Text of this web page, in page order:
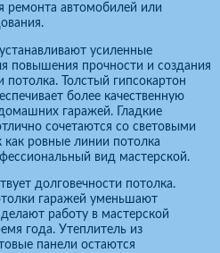
ремонта автомобилей или
усиленные
повышения прочности и создания
потолка. Толстый гипсокартон
более качественную
гаражей. Гладкие
сочетаются со световыми
ровные линии потолка
вид мастерской.
долговечности потолка.
гаражей уменьшают
работу в мастерской
года. Утеплитель из
панели остаются